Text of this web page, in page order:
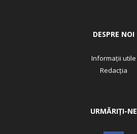
DESPRE NOI
Informații utile
Redacția
URMĂRIȚI-NE